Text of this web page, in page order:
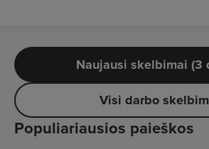
Naujausi skelbimai (3
Visi darbo
Populiariausios paieškos